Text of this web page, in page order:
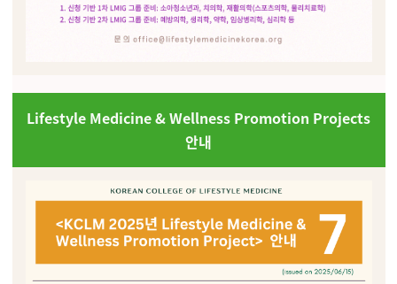
Lifestyle Medicine & Wellness Promotion Projects
안내